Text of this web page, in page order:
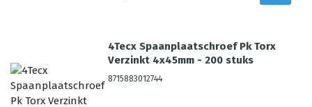
4Tecx Spaanplaatschroef Pk Torx
Verzinkt 4x45mm - 200 stuks
8715883012744